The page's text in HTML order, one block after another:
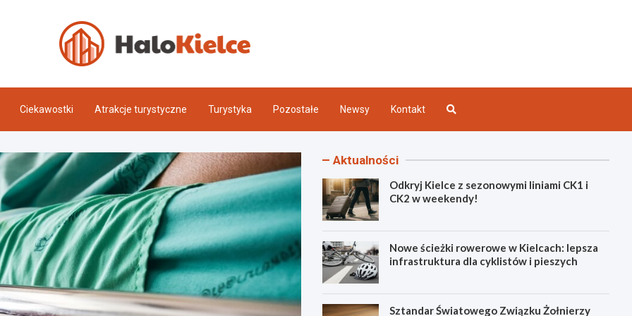
Ciekawostki Atrakcje turystyczne Turystyka Pozostałe Newsy Kontakt
Aktualności
Odkryj Kielce z sezonowymi liniami CK1 i
CK2 w weekendy!
Nowe ścieżki rowerowe w Kielcach: lepsza
infrastruktura dla cyklistów i pieszych
Sztandar Światowego Związku Żołnierzy